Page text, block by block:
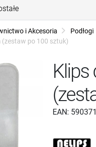
i Akcesoria Podłogi
(zestaw po 100 sztuk)
Klips
EAN: